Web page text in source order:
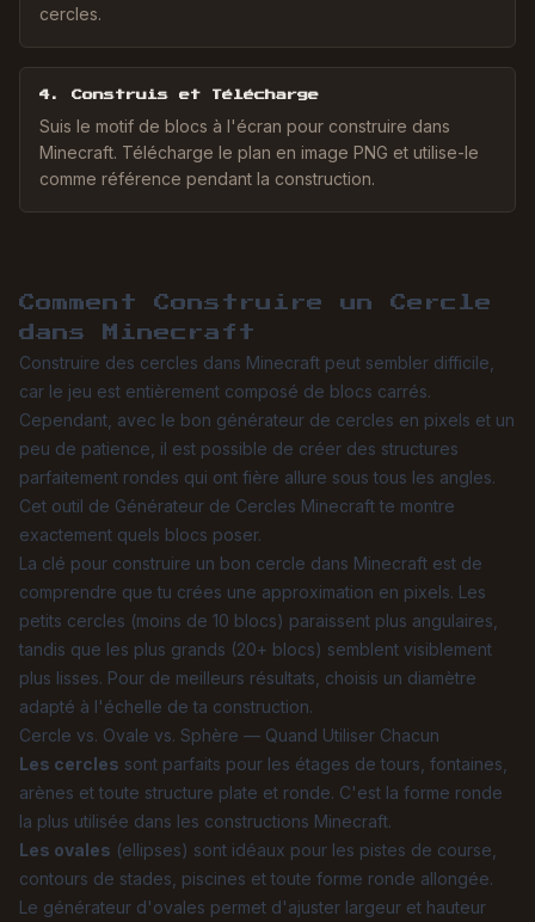
cercles.
4. Construis et Télécharge
Suis le motif de blocs à l'écran pour construire dans
Minecraft. Télécharge le plan en image PNG et utilise-le
comme référence pendant la construction.
Comment Construire un Cercle
dans Minecraft
Construire des cercles dans Minecraft peut sembler difficile,
car le jeu est entièrement composé de blocs carrés.
Cependant, avec le bon générateur de cercles en pixels et un
peu de patience, il est possible de créer des structures
parfaitement rondes qui ont fière allure sous tous les angles.
Cet outil de Générateur de Cercles Minecraft te montre
exactement quels blocs poser.
La clé pour construire un bon cercle dans Minecraft est de
comprendre que tu crées une approximation en pixels. Les
petits cercles (moins de 10 blocs) paraissent plus angulaires,
tandis que les plus grands (20+ blocs) semblent visiblement
plus lisses. Pour de meilleurs résultats, choisis un diamètre
adapté à l'échelle de ta construction.
Cercle vs. Ovale vs. Sphère — Quand Utiliser Chacun
Les cercles sont parfaits pour les étages de tours, fontaines,
arènes et toute structure plate et ronde. C'est la forme ronde
la plus utilisée dans les constructions Minecraft.
Les ovales (ellipses) sont idéaux pour les pistes de course,
contours de stades, piscines et toute forme ronde allongée.
Le générateur d'ovales permet d'ajuster largeur et hauteur